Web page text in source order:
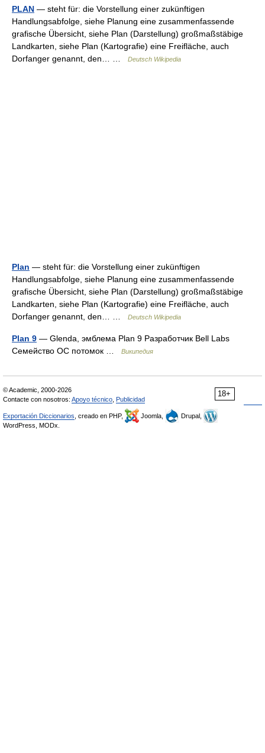
PLAN — steht für: die Vorstellung einer zukünftigen
Handlungsabfolge, siehe Planung eine zusammenfassende
grafische Übersicht, siehe Plan (Darstellung) großmaßstäbige
Landkarten, siehe Plan (Kartografie) eine Freifläche, auch
Dorfanger genannt, den… …
Deutsch Wikipedia
Plan — steht für: die Vorstellung einer zukünftigen
Handlungsabfolge, siehe Planung eine zusammenfassende
grafische Übersicht, siehe Plan (Darstellung) großmaßstäbige
Landkarten, siehe Plan (Kartografie) eine Freifläche, auch
Dorfanger genannt, den… …
Deutsch Wikipedia
Plan 9 — Glenda, эмблема Plan 9 Разработчик Bell Labs
Семейство ОС потомок …
Википедия
18+
© Academic, 2000-2026
Contacte con nosotros: Apoyo técnico Publicidad
Exportación Diccionarios , creado en PHP, Joomla,
Drupal,
WordPress, MODx.